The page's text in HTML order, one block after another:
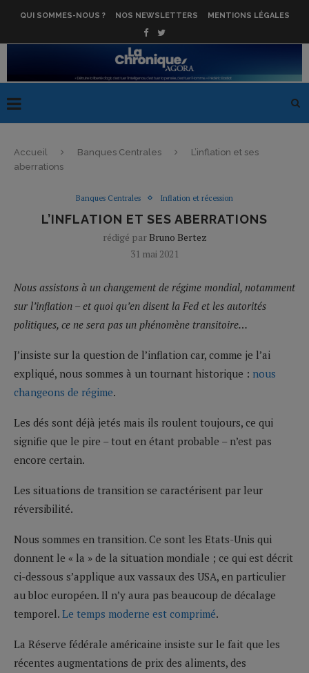
QUI SOMMES-NOUS ? NOS NEWSLETTERS MENTIONS LÉGALES
Accueil Banques Centrales
L’inflation et ses
aberrations
Banques Centrales Inflation et récession
L’INFLATION ET SES ABERRATIONS
rédigé par Bruno Bertez
31 mai 2021
Nous assistons à un changement de régime mondial, notamment
sur l’inflation – et quoi qu’en disent la Fed et les autorités
politiques, ce ne sera pas un phénomène transitoire…
J’insiste sur la question de l’inflation car, comme je l’ai
expliqué, nous sommes à un tournant historique : nous
changeons de régime.
Les dés sont déjà jetés mais ils roulent toujours, ce qui
signifie que le pire – tout en étant probable – n’est pas
encore certain.
Les situations de transition se caractérisent par leur
réversibilité.
Nous sommes en transition. Ce sont les Etats-Unis qui
donnent le « la » de la situation mondiale ; ce qui est décrit
ci-dessous s’applique aux vassaux des USA, en particulier
au bloc européen. Il n’y aura pas beaucoup de décalage
temporel. Le temps moderne est comprimé.
La Réserve fédérale américaine insiste sur le fait que les
récentes augmentations de prix des aliments, des